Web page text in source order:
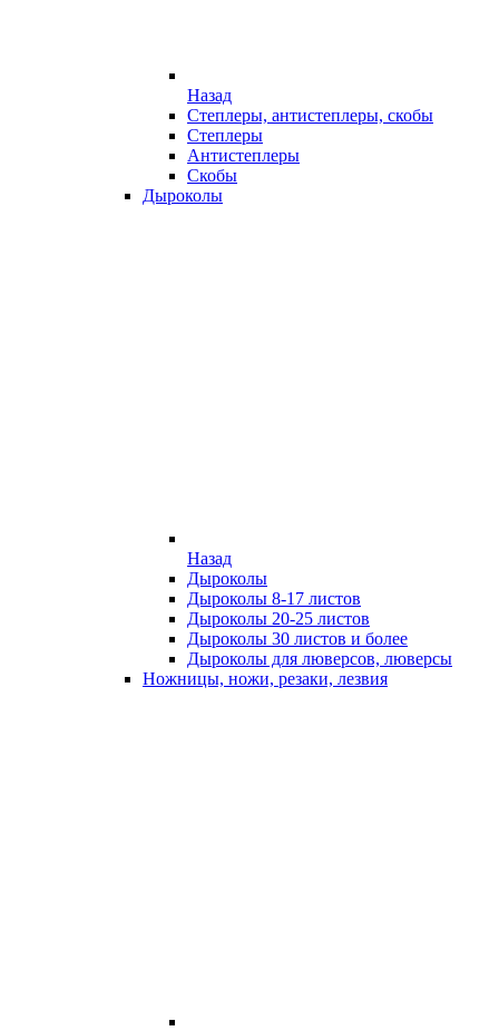
Назад
Степлеры, антистеплеры, скобы
Степлеры
Антистеплеры
Скобы
Дыроколы
Назад
Дыроколы
Дыроколы 8-17 листов
Дыроколы 20-25 листов
Дыроколы 30 листов и более
Дыроколы для люверсов, люверсы
Ножницы, ножи, резаки, лезвия